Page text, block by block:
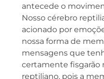
antecede o
Nosso cérebro
acionado por
nossa forma de
mensagens que
certamente fisgarão
reptiliano, pois a